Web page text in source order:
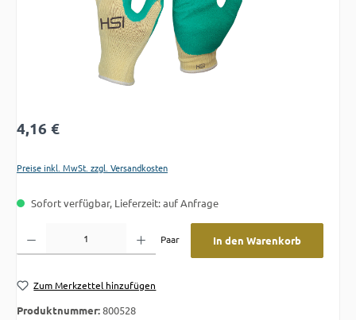
Regulärer Preis:
4,16 €
Preise inkl. MwSt. zzgl. Versandkosten
Sofort verfügbar, Lieferzeit: auf Anfrage
Paar
In den Warenkorb
Zum Merkzettel hinzufügen
Produktnummer:800528